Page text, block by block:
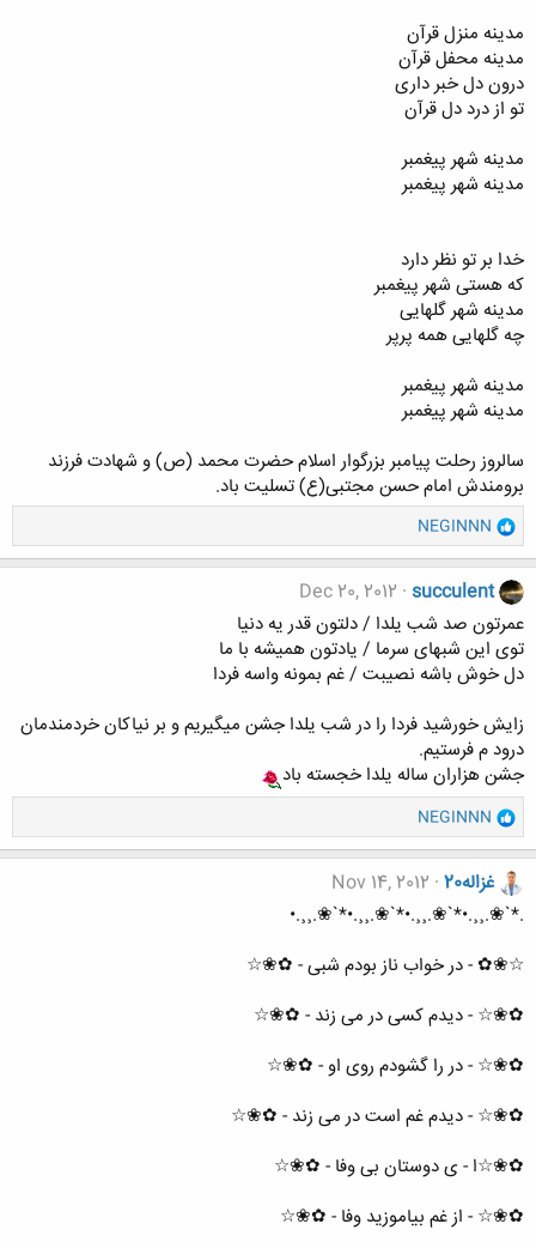
مدینه منزل قرآن
مدینه محفل قرآن
درون دل خبر داری
تو از درد دل قرآن
مدینه شهر پیغمبر
مدینه شهر پیغمبر
خدا بر تو نظر دارد
که هستی شهر پیغمبر
مدینه شهر گلهایی
چه گلهایی همه پرپر
مدینه شهر پیغمبر
مدینه شهر پیغمبر
سالروز رحلت پیامبر بزرگوار اسلام حضرت محمد (ص) و شهادت فرزند
برومندش امام حسن مجتبی(ع) تسلیت باد.
و
ا
ک
ن
ه
ا
:
NEGINNN
succulent
Dec 20, 2012
عمرتون صد شب یلدا / دلتون قدر یه دنیا
توی این شبهای سرما / یادتون همیشه با ما
دل خوش باشه نصیبت / غم بمونه واسه فردا
زایش خورشید فردا را در شب یلدا جشن میگیریم و بر نیاکان خردمندمان
درود م فرستیم.
جشن هزاران ساله یلدا خجسته باد
و
ا
ک
ن
ش
ه
:
NEGINNN
غزاله20
Nov 14, 2012
.*`❀.¸¸.•*`❀.¸¸.•*`❀.¸¸.•*`❀.¸¸.•
☆❀✿ - در خواب ناز بودم شبی - ✿❀☆
✿❀☆ - دیدم کسی در می زند - ✿❀☆
✿❀☆ - در را گشودم روی او - ✿❀☆
✿❀☆ - دیدم غم است در می زند - ✿❀☆
✿❀☆ا - ی دوستان بی وفا - ✿❀☆
✿❀☆ - از غم بیاموزید وفا - ✿❀☆